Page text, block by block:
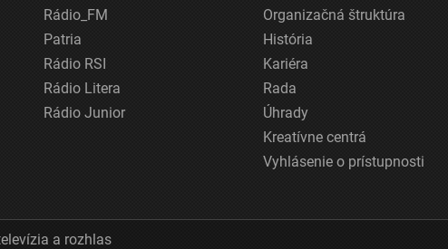
Rádio_FM
Patria
Rádio RSI
Rádio Litera
Rádio Junior
Organizačná štruktúra
História
Kariéra
Rada
Úhrady
Kreatívne centrá
Vyhlásenie o prístupnosti
a rozhlas